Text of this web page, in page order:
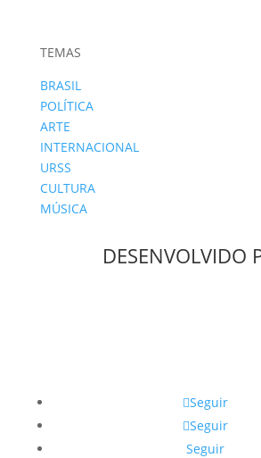
TEMAS
BRASIL
POLÍTICA
ARTE
INTERNACIONAL
URSS
CULTURA
MÚSICA
DESENVOLVIDO
Seguir
Seguir
Seguir